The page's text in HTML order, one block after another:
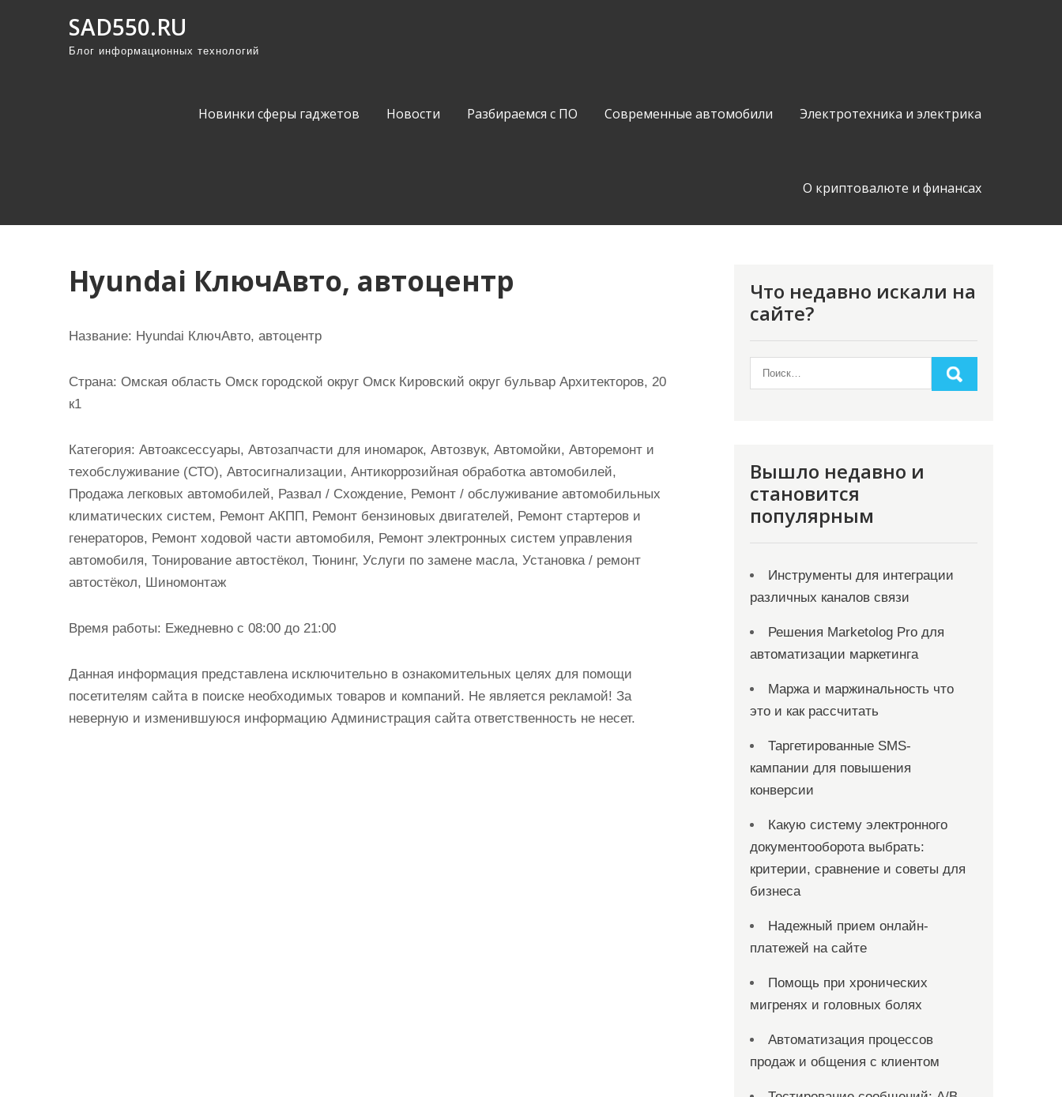
SAD550.RU
Блог информационных технологий
Новинки сферы гаджетов Новости Разбираемся с ПО Современные автомобили Электротехника и электрика
О криптовалюте и финансах
Hyundai КлючАвто, автоцентр
Название: Hyundai КлючАвто, автоцентр
Страна: Омская область Омск городской округ Омск Кировский округ бульвар Архитекторов, 20
к1
Категория: Автоаксессуары, Автозапчасти для иномарок, Автозвук, Автомойки, Авторемонт и
техобслуживание (СТО), Автосигнализации, Антикоррозийная обработка автомобилей,
Продажа легковых автомобилей, Развал / Схождение, Ремонт / обслуживание автомобильных
климатических систем, Ремонт АКПП, Ремонт бензиновых двигателей, Ремонт стартеров и
генераторов, Ремонт ходовой части автомобиля, Ремонт электронных систем управления
автомобиля, Тонирование автостёкол, Тюнинг, Услуги по замене масла, Установка / ремонт
автостёкол, Шиномонтаж
Время работы: Ежедневно с 08:00 до 21:00
Данная информация представлена исключительно в ознакомительных целях для помощи
посетителям сайта в поиске необходимых товаров и компаний. Не является рекламой! За
неверную и изменившуюся информацию Администрация сайта ответственность не несет.
Что недавно искали на
сайте?
Вышло недавно и
становится
популярным
Инструменты для интеграции
различных каналов связи
Решения Marketolog Pro для
автоматизации маркетинга
Маржа и маржинальность что
это и как рассчитать
Таргетированные SMS-
кампании для повышения
конверсии
Какую систему электронного
документооборота выбрать:
критерии, сравнение и советы для
бизнеса
Надежный прием онлайн-
платежей на сайте
Помощь при хронических
мигренях и головных болях
Автоматизация процессов
продаж и общения с клиентом